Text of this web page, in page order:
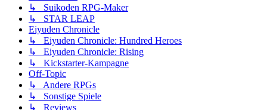
↳ Suikoden RPG-Maker
↳ STAR LEAP
Eiyuden Chronicle
↳ Eiyuden Chronicle: Hundred Heroes
↳ Eiyuden Chronicle: Rising
↳ Kickstarter-Kampagne
Off-Topic
↳ Andere RPGs
↳ Sonstige Spiele
↳ Reviews